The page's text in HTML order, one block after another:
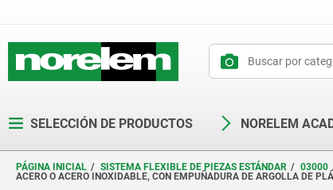
SELECCIÓN DE PRODUCTOS NORELEM
PÁGINA INICIAL SISTEMA FLEXIBLE DE PIEZAS ESTÁNDAR 03000
ACERO O ACERO INOXIDABLE, CON EMPUÑADURA DE ARGOLLA DE